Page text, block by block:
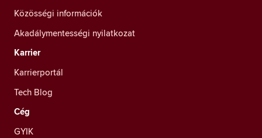
Közösségi információk
Akadálymentességi nyilatkozat
Karrier
Karrierportál
Tech Blog
Cég
GYIK